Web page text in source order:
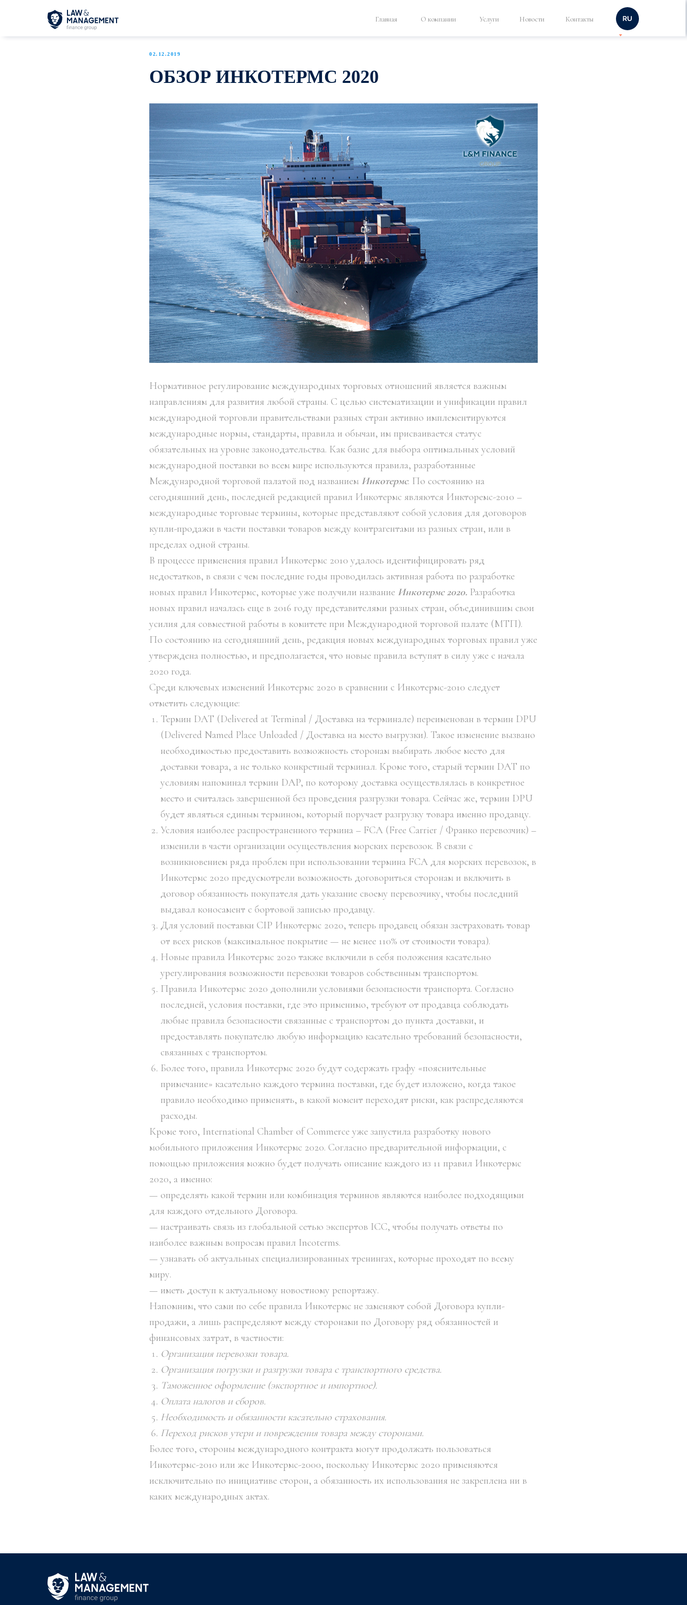
Контакты
Новости
Услуги
О компании
Главная
02.12.2019
ОБЗОР ИНКОТЕРМС 2020
Нормативное регулирование международных торговых отношений является важным
направлениям для развития любой страны. С целью систематизации и унификации правил
международной торговли правительствами разных стран активно имплементируются
международные нормы, стандарты, правила и обычаи, им присваивается статус
обязательных на уровне законодательства. Как базис для выбора оптимальных условий
международной поставки во всем мире используются правила, разработанные
Международной торговой палатой под названием Инкотермс. По состоянию на
сегодняшний день, последней редакцией правил Инкотермс являются Инкторемс-2010 –
международные торговые термины, которые представляют собой условия для договоров
купли-продажи в части поставки товаров между контрагентами из разных стран, или в
пределах одной страны.
В процессе применения правил Инкотермс 2010 удалось идентифицировать ряд
недостатков, в связи с чем последние годы проводилась активная работа по разработке
новых правил Инкотермс, которые уже получили название Инкотермс 2020. Разработка
новых правил началась еще в 2016 году представителями разных стран, объединившим свои
усилия для совместной работы в комитете при Международной торговой палате (МТП).
По состоянию на сегодняшний день, редакция новых международных торговых правил уже
утверждена полностью, и предполагается, что новые правила вступят в силу уже с начала
2020 года.
Среди ключевых изменений Инкотермс 2020 в сравнении с Инкотермс-2010 следует
отметить следующие:
Термин DAT (Delivered at Terminal / Доставка на терминале) переименован в термин DPU
(Delivered Named Place Unloaded / Доставка на место выгрузки). Такое изменение вызвано
необходимостью предоставить возможность сторонам выбирать любое место для
доставки товара, а не только конкретный терминал. Кроме того, старый термин DAT по
условиям напоминал термин DAP, по которому доставка осуществлялась в конкретное
место и считалась завершенной без проведения разгрузки товара. Сейчас же, термин DPU
будет являться единым термином, который поручает разгрузку товара именно продавцу.
Условия наиболее распространенного термина – FCA (Free Carrier / Франко перевозчик) –
изменили в части организации осуществления морских перевозок. В связи с
возникновением ряда проблем при использовании термина FCA для морских перевозок, в
Инкотермс 2020 предусмотрели возможность договориться сторонам и включить в
договор обязанность покупателя дать указание своему перевозчику, чтобы последний
выдавал коносамент с бортовой записью продавцу.
Для условий поставки CIP Инкотермс 2020, теперь продавец обязан застраховать товар
от всех рисков (максимальное покрытие — не менее 110% от стоимости товара).
Новые правила Инкотермс 2020 также включили в себя положения касательно
урегулирования возможности перевозки товаров собственным транспортом.
Правила Инкотермс 2020 дополнили условиями безопасности транспорта. Согласно
последней, условия поставки, где это применимо, требуют от продавца соблюдать
любые правила безопасности связанные с транспортом до пункта доставки, и
предоставлять покупателю любую информацию касательно требований безопасности,
связанных с транспортом.
Более того, правила Инкотермс 2020 будут содержать графу «пояснительные
примечание» касательно каждого термина поставки, где будет изложено, когда такое
правило необходимо применять, в какой момент переходят риски, как распределяются
расходы.
Кроме того, International Chamber of Commerce уже запустила разработку нового
мобильного приложения Инкотермс 2020. Согласно предварительной информации, с
помощью приложения можно будет получать описание каждого из 11 правил Инкотермс
2020, а именно:
— определять какой термин или комбинация терминов являются наиболее подходящими
для каждого отдельного Договора.
— настраивать связь из глобальной сетью экспертов ICC, чтобы получать ответы по
наиболее важным вопросам правил Incoterms.
— узнавать об актуальных специализированных тренингах, которые проходят по всему
миру.
— иметь доступ к актуальному новостному репортажу.
Напомним, что сами по себе правила Инкотермс не заменяют собой Договора купли-
продажи, а лишь распределяют между сторонами по Договору ряд обязанностей и
финансовых затрат, в частности:
Организация перевозки товара.
Организация погрузки и разгрузки товара с транспортного средства.
Таможенное оформление (экспортное и импортное).
Оплата налогов и сборов.
Необходимость и обязанности касательно страхования.
Переход рисков утери и повреждения товара между сторонами.
Более того, стороны международного контракта могут продолжать пользоваться
Инкотермс-2010 или же Инкотермс-2000, поскольку Инкотермс 2020 применяются
исключительно по инициативе сторон, а обязанность их использования не закреплена ни в
каких международных актах.